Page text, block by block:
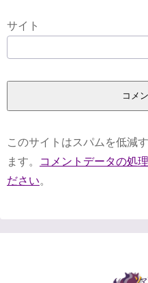
サイト
このサイトはスパムを低減
ます。
コメントデータの処
ださい。